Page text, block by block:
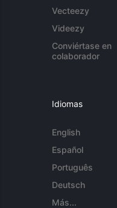
Vecteezy
Videezy
Conviértase en
colaborador
Idiomas
English
Español
Português
Deutsch
Más...